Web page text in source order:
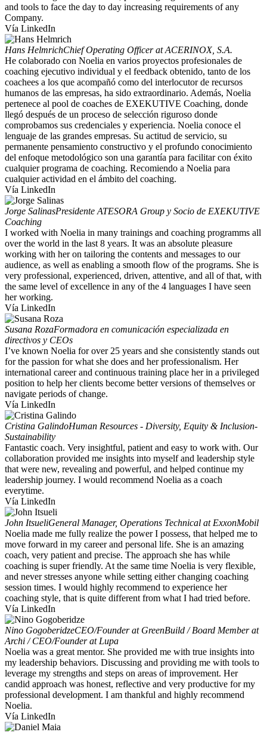
and tools to face the day to day increasing requirements of any
Company.
Vía LinkedIn
Hans HelmrichChief Operating Officer at ACERINOX, S.A.
He colaborado con Noelia en varios proyectos profesionales de
coaching ejecutivo individual y el feedback obtenido, tanto de los
coachees a los que acompañó como del interlocutor de recursos
humanos de las empresas, ha sido extraordinario. Además, Noelia
pertenece al pool de coaches de EXEKUTIVE Coaching, donde
llegó después de un proceso de selección riguroso donde
comprobamos sus credenciales y experiencia. Noelia conoce el
lenguaje de las grandes empresas. Su actitud de servicio, su
permanente pensamiento constructivo y el profundo conocimiento
del enfoque metodológico son una garantía para facilitar con éxito
cualquier programa de coaching. Recomiendo a Noelia para
cualquier actividad en el ámbito del coaching.
Vía LinkedIn
Jorge SalinasPresidente ATESORA Group y Socio de EXEKUTIVE
Coaching
I worked with Noelia in many trainings and coaching programms all
over the world in the last 8 years. It was an absolute pleasure
working with her on tailoring the contents and messages to our
audience, as well as enabling a smooth flow of the programs. She is
very professional, experienced, driven, attentive, and all of that, with
the same level of excellence in any of the 4 languages I have seen
her working.
Vía LinkedIn
Susana RozaFormadora en comunicación especializada en
directivos y CEOs
I’ve known Noelia for over 25 years and she consistently stands out
for the passion for what she does and her professionalism. Her
international career and continuous training place her in a privileged
position to help her clients become better versions of themselves or
navigate periods of change.
Vía LinkedIn
Cristina GalindoHuman Resources - Diversity, Equity & Inclusion-
Sustainability
Fantastic coach. Very insightful, patient and easy to work with. Our
collaboration provided me insights into myself and leadership style
that were new, revealing and powerful, and helped continue my
leadership journey. I would recommend Noelia as a coach
everytime.
Vía LinkedIn
John ItsueliGeneral Manager, Operations Technical at ExxonMobil
Noelia made me fully realize the power I possess, that helped me to
move forward in my career and personal life. She is an amazing
coach, very patient and precise. The approach she has while
coaching is super friendly. At the same time Noelia is very flexible,
and never stresses anyone while setting either changing coaching
session times. I would highly recommend to experience her
coaching style, that is quite different from what I had tried before.
Vía LinkedIn
Nino GogoberidzeCEO/Founder at GreenBuild / Board Member at
Archi / CEO/Founder at Lupa
Noelia was a great mentor. She provided me with true insights into
my leadership behaviors. Discussing and providing me with tools to
leverage my strengths and steps on areas of improvement. Her
candid approach was honest, reflective and very productive for my
professional development. I am thankful and highly recommend
Noelia.
Vía LinkedIn